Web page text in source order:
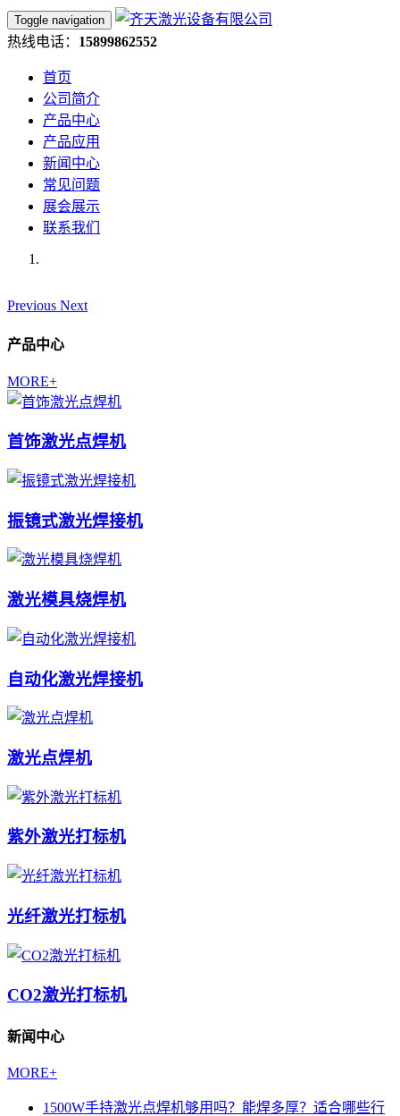
Toggle navigation
热线电话： 15899862552
首页
公司简介
产品中心
产品应用
新闻中心
常见问题
展会展示
联系我们
Previous Next
产品中心
MORE+
首饰激光点焊机
振镜式激光焊接机
激光模具烧焊机
自动化激光焊接机
激光点焊机
紫外激光打标机
光纤激光打标机
CO2激光打标机
新闻中心
MORE+
1500W手持激光点焊机够用吗？能焊多厚？适合哪些行